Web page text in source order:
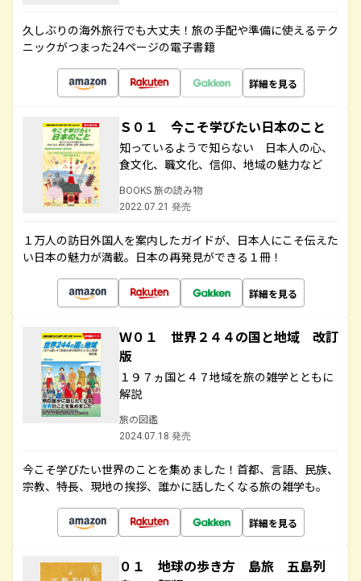
久しぶりの海外旅行でも大丈夫！旅の手配や準備に使えるテク
ニックがつまった24ページの電子書籍
詳細を見る
Ｓ０１ 今こそ学びたい日本のこと
知っているようで知らない 日本人の心、
食文化、職文化、信仰、地域の魅力など
BOOKS 旅の読み物
2022.07.21 発売
１万人の訪日外国人を案内したガイドが、日本人にこそ伝えた
い日本の魅力が満載。日本の再発見ができる１冊！
詳細を見る
Ｗ０１ 世界２４４の国と地域 改訂
版
１９７ヵ国と４７地域を旅の雑学とともに
解説
旅の図鑑
2024.07.18 発売
今こそ学びたい世界のことを集めました！首都、言語、民族、
宗教、特長、現地の挨拶、誰かに話したくなる旅の雑学も。
詳細を見る
０１ 地球の歩き方 島旅 五島列